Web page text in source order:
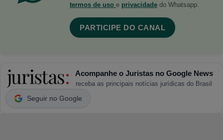
termos de uso e privacidade do Whatsapp.
PARTICIPE DO CANAL
Acompanhe o Juristas no Google News
receba as principais notícias jurídicas do Brasil
Seguir no Google